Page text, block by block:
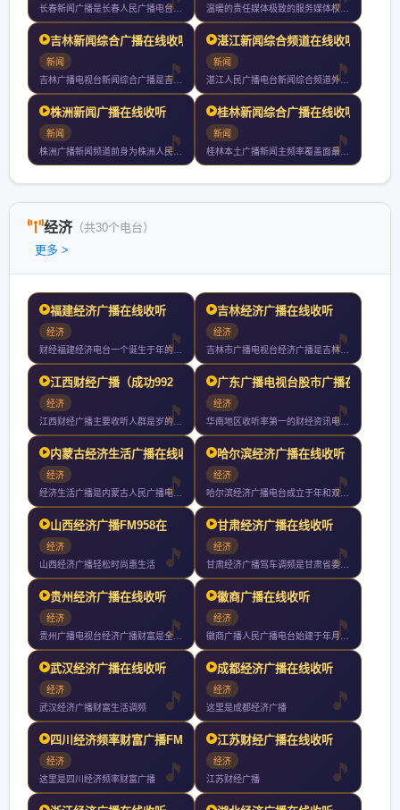
长春新闻广播是长春人民广播电台下属的新闻广播频率采用调频兆赫
温暖的责任媒体极致的服务媒体权威的专业媒体接地气的陪伴媒体新
吉林新闻综合广播在线收听
新闻
吉林广播电视台新闻综合广播是吉林广播电视台旗下以新闻资讯为主
湛江新闻综合频道在线收听
新闻
湛江人民广播电台新闻综合频道外文名是湛江人民广播电台旗下的频
株洲新闻广播在线收听
新闻
株洲广播新闻频道前身为株洲人民广播电台覆盖株洲长沙湘潭等地全
桂林新闻综合广播在线收听
新闻
桂林本土广播新闻主频率覆盖面最广影响力最大的调频广播桂林新闻
经济（共30个电台）
更多 >
福建经济广播在线收听
经济
财经福建经济电台一个诞生于年的广播品牌拥有超过年的品牌积累他
吉林经济广播在线收听
经济
吉林市广播电视台经济广播是吉林市广播电视台旗下广播频率成立于
江西财经广播（成功992
经济
江西财经广播主要收听人群是岁的工商企业界人士有车一族他们是拥
广东广播电视台股市广播在
经济
华南地区收听率第一的财经资讯电台实时直击股票期货外汇黄金交易
内蒙古经济生活广播在线收
经济
经济生活广播是内蒙古人民广播电台系列频率之一播出频率为兆赫是
哈尔滨经济广播在线收听
经济
哈尔滨经济广播电台成立于年和双频发射有效覆盖人口达万以上以关
山西经济广播FM958在
经济
山西经济广播轻松时尚惠生活
甘肃经济广播在线收听
经济
甘肃经济广播驾车调频是甘肃省委省政府为实施党中央国务院西部大
贵州经济广播在线收听
经济
贵州广播电视台经济广播财富是全省第一家以主持人大板块直播为播
徽商广播在线收听
经济
徽商广播人民广播电台始建于年月日现拥有新闻综合广播文艺广播交
武汉经济广播在线收听
经济
武汉经济广播财富生活调频
成都经济广播在线收听
经济
这里是成都经济广播
四川经济频率财富广播FM
经济
这里是四川经济频率财富广播
江苏财经广播在线收听
经济
江苏财经广播